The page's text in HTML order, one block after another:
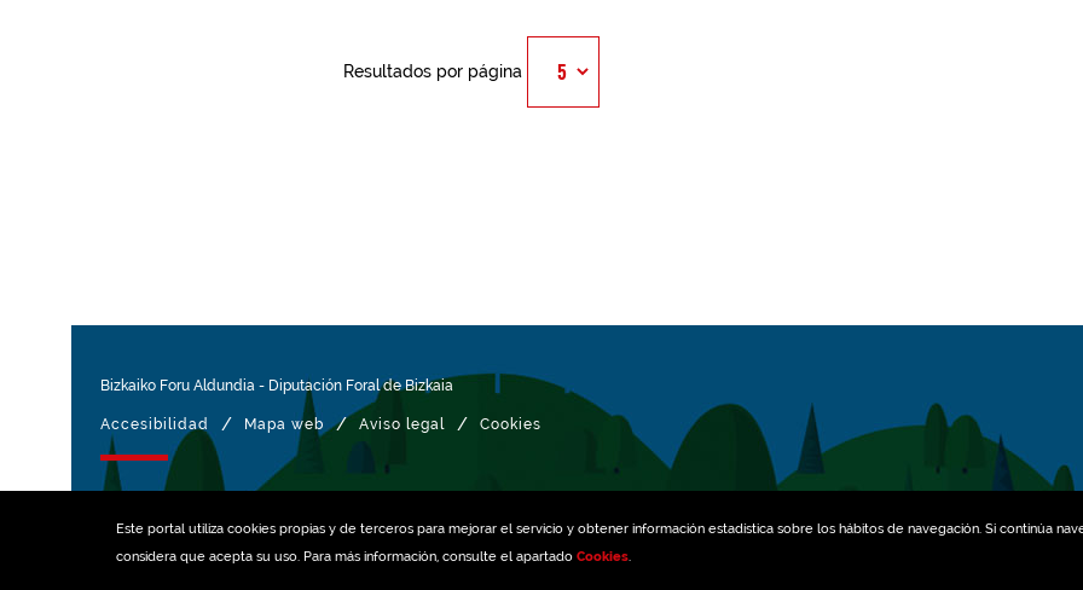
Este portal utiliza cookies propias y de terceros para mejorar el servicio y obtener información estadística sobre los hábitos de navegación. Si continúa
considera que acepta su uso. Para más información, consulte el apartado Cookies.
Resultados por página
Bizkaiko Foru Aldundia - Diputación Foral de Bizkaia
Accesibilidad / Mapa web / Aviso legal / Cookies